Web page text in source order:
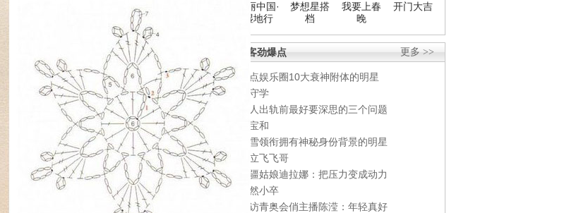
美丽中国·
湿地行
梦想星搭
档
我要上春
晚
开门大吉
更多 >>
博客劲爆点
盘点娱乐圈10大衰神附体的明星
陈守学
男人出轨前最好要深思的三个问题
宋宝和
韩雪领衔拥有神秘身份背景的明星
陈立飞飞哥
新疆姑娘迪拉娜：把压力变成动力
悠然小卒
专访青奥会俏主播陈滢：年轻真好